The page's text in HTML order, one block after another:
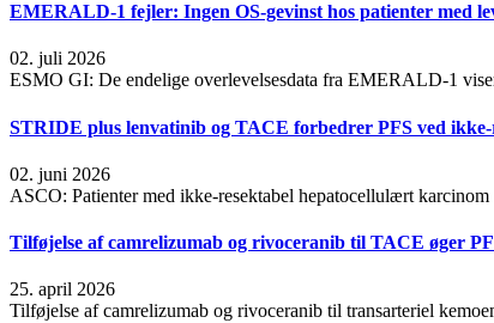
EMERALD-1 fejler: Ingen OS-gevinst hos patienter med
02. juli 2026
ESMO GI: De endelige overlevelsesdata fra EMERALD-1
STRIDE plus lenvatinib og TACE forbedrer PFS ved
02. juni 2026
ASCO: Patienter med ikke-resektabel hepatocellulært
Tilføjelse af ​​camrelizumab og rivoceranib til TACE øger
25. april 2026
Tilføjelse af ​​camrelizumab og rivoceranib til transarteriel